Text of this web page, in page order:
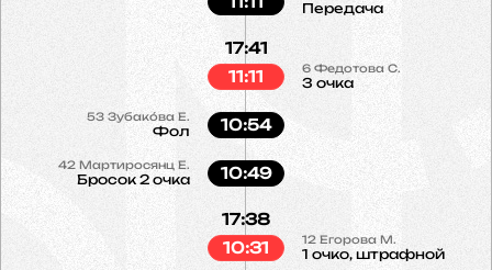
Передача
6 Федотова С.
3 очка
17:41
11:11
53 Зубако́ва Е.
Фол 10:54
42 Мартиросянц Е.
Бросок 2 очка 10:49
12 Егорова М.
1 очко, штрафной
17:38
10:31